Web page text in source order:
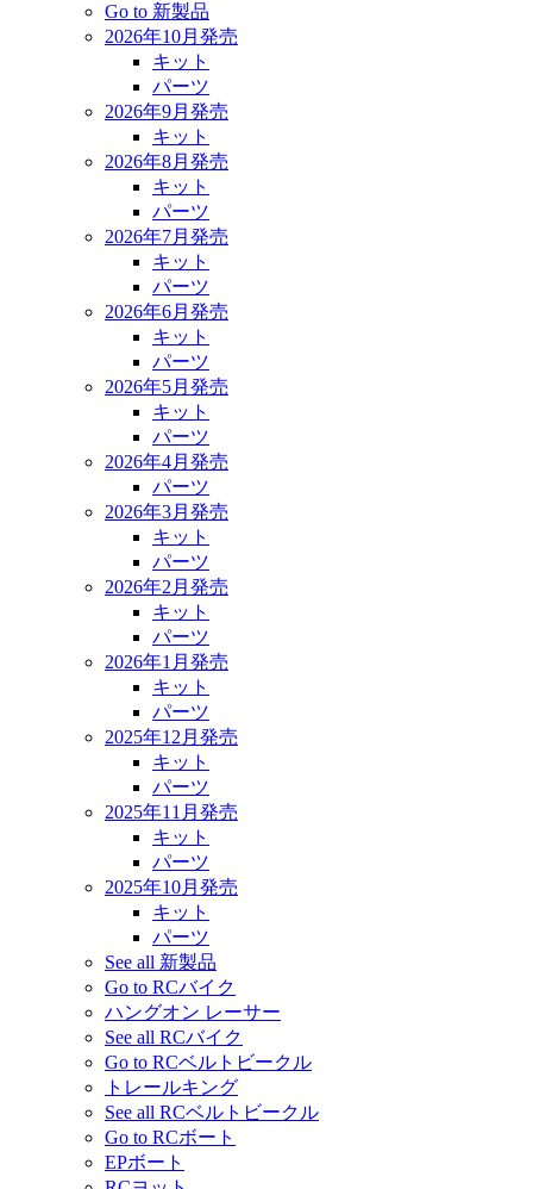
Go to 新製品
2026年10月発売
キット
パーツ
2026年9月発売
キット
2026年8月発売
キット
パーツ
2026年7月発売
キット
パーツ
2026年6月発売
キット
パーツ
2026年5月発売
キット
パーツ
2026年4月発売
パーツ
2026年3月発売
キット
パーツ
2026年2月発売
キット
パーツ
2026年1月発売
キット
パーツ
2025年12月発売
キット
パーツ
2025年11月発売
キット
パーツ
2025年10月発売
キット
パーツ
See all 新製品
Go to RCバイク
ハングオン レーサー
See all RCバイク
Go to RCベルトビークル
トレールキング
See all RCベルトビークル
Go to RCボート
EPボート